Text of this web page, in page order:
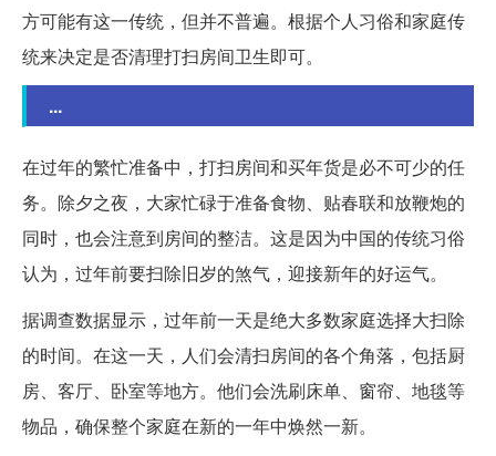
方可能有这一传统，但并不普遍。根据个人习俗和家庭传
统来决定是否清理打扫房间卫生即可。
...
在过年的繁忙准备中，打扫房间和买年货是必不可少的任
务。除夕之夜，大家忙碌于准备食物、贴春联和放鞭炮的
同时，也会注意到房间的整洁。这是因为中国的传统习俗
认为，过年前要扫除旧岁的煞气，迎接新年的好运气。
据调查数据显示，过年前一天是绝大多数家庭选择大扫除
的时间。在这一天，人们会清扫房间的各个角落，包括厨
房、客厅、卧室等地方。他们会洗刷床单、窗帘、地毯等
物品，确保整个家庭在新的一年中焕然一新。